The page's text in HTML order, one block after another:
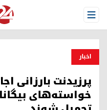
Open Menu
اخبار
پرزیدنت بارزانی
خواسته‌های